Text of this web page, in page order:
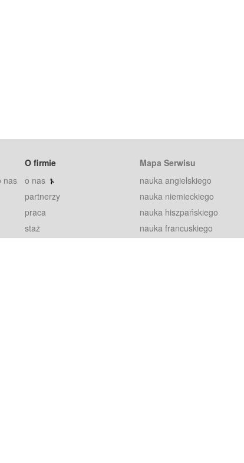
nas
O firmie
o nas
partnerzy
praca
staż
Mapa Serwisu
nauka angielskiego
nauka niemieckiego
nauka hiszpańskiego
nauka francuskiego